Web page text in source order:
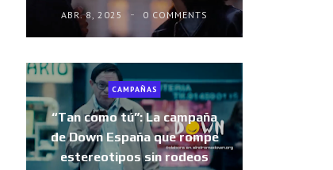
ABR. 8, 2025 0 COMMENTS
CAMPAÑAS
“Tan como tú”: La campaña
de Down España que rompe
estereotipos sin rodeos